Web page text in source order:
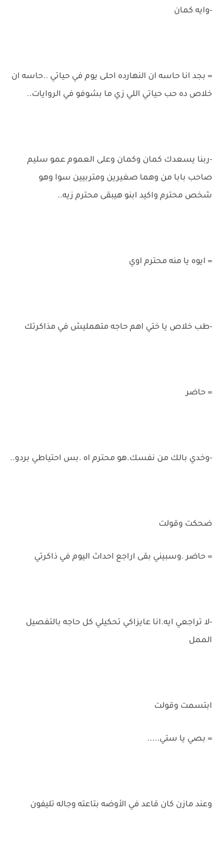
-وايه كمان
= بجد انا حاسه ان النهارده احلى يوم في حياتي ..حاسه ان
خلاص ده حب حياتي اللي زي ما بشوفو في الروايات..
-ربنا يسعدك كمان وكمان وعلى العموم عمو سليم
صاحب بابا من وهما صغيرين ومتربيين سوا وهو
شخص محترم واكيد ابنو هيبقى محترم زيه..
= ايوه يا منه محترم اوي
-طب خلاص يا ختي اهم حاجه متهمليش في مذاكرتك
= حاضر
-وخدي بالك من نفسك.هو محترم اه .بس احتياطي بردو..
ضحكت وقولت
= حاضر .وسبيني بقى اراجع احداث اليوم في ذاكرتي
-لا تراجعي ايه.انا عايزاكي تحكيلي كل حاجه بالتفصيل
الممل
ابتسمت وقولت
= بصي يا ستي.....
وعند مازن كان قاعد في الأوضه بتاعته وجاله تليفون